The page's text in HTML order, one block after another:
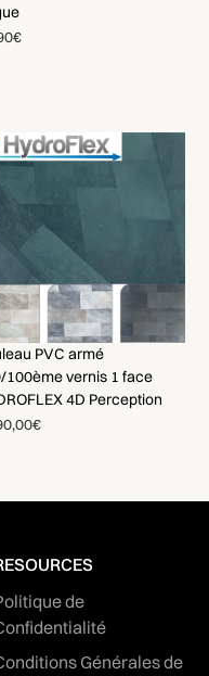
PVC armé
100ème vernis 1 face
4D Perception
de
Générales de